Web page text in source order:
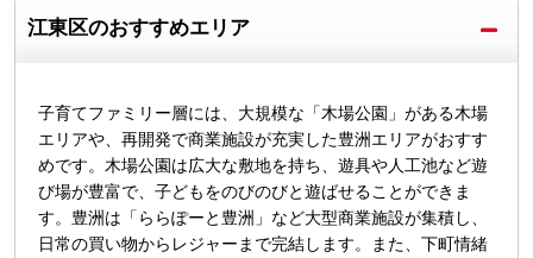
江東区のおすすめエリア
子育てファミリー層には、大規模な「木場公園」がある木場
エリアや、再開発で商業施設が充実した豊洲エリアがおすす
めです。木場公園は広大な敷地を持ち、遊具や人工池など遊
び場が豊富で、子どもをのびのびと遊ばせることができま
す。豊洲は「ららぽーと豊洲」など大型商業施設が集積し、
日常の買い物からレジャーまで完結します。また、下町情緒